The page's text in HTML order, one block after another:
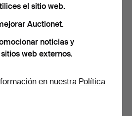
el sitio web.
Auctionet.
noticias y
web externos.
en nuestra Política